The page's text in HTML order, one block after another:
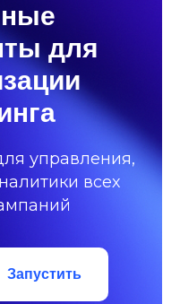
для
управления,
всех
Запустить